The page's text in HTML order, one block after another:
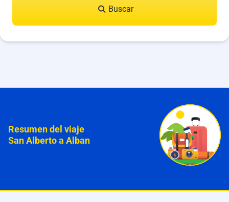
Buscar
Resumen del viaje
San Alberto a Alban